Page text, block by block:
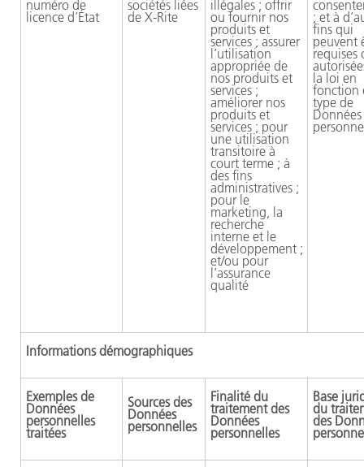
numéro de
licence d’État
sociétés liées
de X-Rite
illégales ; offrir
ou fournir nos
produits et
services ; assurer
l’utilisation
appropriée de
nos produits et
services ;
améliorer nos
produits et
services ; pour
une utilisation
transitoire à
court terme ; à
des fins
administratives ;
pour le
marketing, la
recherche
interne et le
développement ;
et/ou pour
l’assurance
qualité
; et à
fins qui
peuvent
requises
la loi en
fonction
type de
Données
Informations démographiques
Exemples de
Données
personnelles
traitées
Sources des
Données
personnelles
Finalité du
traitement des
Données
personnelles
Base
du
des